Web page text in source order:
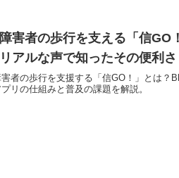
害者の歩行を支える「信GO
アルな声で知ったその便利さ
者の歩行を支援する「信GO！」とは？
リの仕組みと普及の課題を解説。